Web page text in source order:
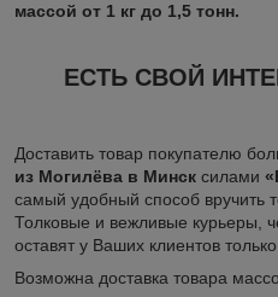
массой от 1 кг до 1,5 тонн.
ЕСТЬ СВОЙ
Доставить товар покупателю
из Могилёва в Минск силами
самый удобный способ вручить
Толковые и вежливые курьеры,
оставят у Ваших клиентов
Возможна доставка товара